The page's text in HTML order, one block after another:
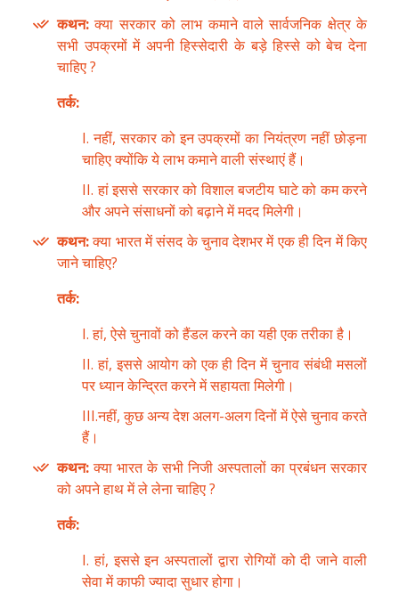
कथन: क्या सरकार को लाभ कमाने वाले सार्वजनिक क्षेत्र के
सभी उपक्रमों में अपनी हिस्सेदारी के बड़े हिस्से को बेच देना
चाहिए ?
तर्क:
I. नहीं, सरकार को इन उपक्रमों का नियंत्रण नहीं छोड़ना
चाहिए क्योंकि ये लाभ कमाने वाली संस्थाएं हैं।
II. हां इससे सरकार को विशाल बजटीय घाटे को कम करने
और अपने संसाधनों को बढ़ाने में मदद मिलेगी।
कथन:क्या भारत में संसद के चुनाव देशभर में एक ही दिन में किए
जाने चाहिए?
तर्क:
I. हां, ऐसे चुनावों को हैंडल करने का यही एक तरीका है।
II. हां, इससे आयोग को एक ही दिन में चुनाव संबंधी मसलों
पर ध्यान केन्द्रित करने में सहायता मिलेगी।
III.नहीं, कुछ अन्य देश अलग-अलग दिनों में ऐसे चुनाव करते
हैं।
कथन:क्या भारत के सभी निजी अस्पतालों का प्रबंधन सरकार
को अपने हाथ में ले लेना चाहिए ?
तर्क:
I. हां, इससे इन अस्पतालों द्वारा रोगियों को दी जाने वाली
सेवा में काफी ज्यादा सुधार होगा।